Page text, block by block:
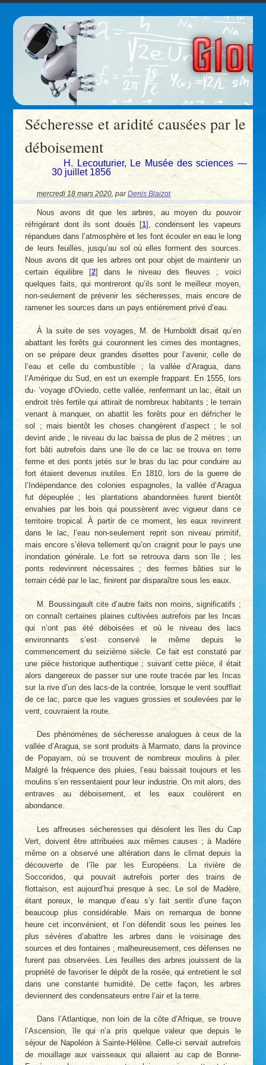
Sécheresse et aridité causées par le
déboisement
H. Lecouturier, Le Musée des sciences —
30 juillet 1856
mercredi 18 mars 2020 ,parDenis Blaizot
Nous avons dit que les arbres, au moyen du pouvoir
réfrigérant dont ils sont doués [1] , condensent les vapeurs
répandues dans l’atmosphère et les font écouler en eau le long
de leurs feuilles, jusqu’au sol où elles forment des sources.
Nous avons dit que les arbres ont pour objet de maintenir un
certain équilibre[2] dans le niveau des fleuves ; voici
quelques faits, qui montreront qu’ils sont le meilleur moyen,
non-seulement de prévenir les sécheresses, mais encore de
ramener les sources dans un pays entièrement privé d’eau.
À la suite de ses voyages, M. de Humboldt disait qu’en
abattant les forêts gui couronnent les cimes des montagnes,
on se prépare deux grandes disettes pour l’avenir, celle de
l’eau et celle du combustible ; la vallée d’Aragua, dans
l’Amérique du Sud, en est un exemple frappant. En 1555, lors
du· ’voyage d’Oviedo, cette vallée, renfermant un lac, était un
endroit très fertile qui attirait de nombreux habitants ; le terrain
venant à manquer, on abattit les forêts pour en défricher le
sol ; mais bientôt les choses changèrent d’aspect ; le sol
devint aride ; le niveau du lac baissa de plus de 2 mètres ; un
fort bâti autrefois dans une île de ce lac se trouva en terre
ferme et des ponts jetés sur le bras du lac pour conduire au
fort étaient devenus inutiles. En 1810, lors de la guerre de
l’Indépendance des colonies espagnoles, la vallée d’Aragua
fut dépeuplée ; les plantations abandonnées furent bientôt
envahies par les bois qui poussèrent avec vigueur dans ce
territoire tropical. À partir de ce moment, les eaux revinrent
dans le lac, l’eau non-seulement reprit son niveau primitif,
mais encore s’éleva tellement qu’on craignit pour le pays une
inondation générale. Le fort se retrouva dans son île ; les
ponts redevinrent nécessaires ; des fermes bâties sur le
terrain cédé par le lac, finirent par disparaître sous les eaux.
M. Boussingault cite d’autre faits non moins, significatifs ;
on connaît certaines plaines cultivées autrefois par les Incas
qui n’ont pas été déboisées et où le niveau des lacs
environnants s’est conservé le même depuis le
commencement du seizième siècle. Ce fait est constaté par
une pièce historique authentique ; suivant cette pièce, il était
alors dangereux de passer sur une route tracée par les Incas
sur la rive d’un des lacs-de la contrée, lorsque le vent soufflait
de ce lac, parce que les vagues grossies et soulevées par le
vent, couvraient la route.
Des phénomènes de sécheresse analogues à ceux de la
vallée d’Aragua, se sont produits à Marmato, dans la province
de Popayam, où se trouvent de nombreux moulins à piler.
Malgré la fréquence des pluies, l’eau baissait toujours et les
moulins s’en ressentaient pour leur industrie. On mit alors, des
entraves au déboisement, et les eaux coulèrent en
abondance.
Les affreuses sécheresses qui désolent les îles du Cap
Vert, doivent être attribuées aux mêmes causes ; à Madère
même on a observé une altération dans le climat depuis la
découverte de l’île par les Européens. La rivière de
Soccoridos, qui pouvait autrefois porter des trains de
flottaison, est aujourd’hui presque à sec. Le sol de Madère,
étant poreux, le manque d’eau s’y fait sentir d’une façon
beaucoup plus considérable. Mais on remarqua de bonne
heure cet inconvénient, et l’on défendit sous les peines les
plus sévères d’abattre les arbres dans le voisinage des
sources et des fontaines ; malheureusement, ces défenses ne
furent pas observées. Les feuilles des arbres jouissent de la
propriété de favoriser le dépôt de la rosée, qui entretient le sol
dans une constante humidité. De cette façon, les arbres
deviennent des condensateurs entre l’air et la terre.
Dans l’Atlantique, non loin de la côte d’Afrique, se trouve
l’Ascension, île qui n’a pris quelque valeur que depuis le
séjour de Napoléon à Sainte-Hélène. Celle-ci servait autrefois
de mouillage aux vaisseaux qui allaient au cap de Bonne-